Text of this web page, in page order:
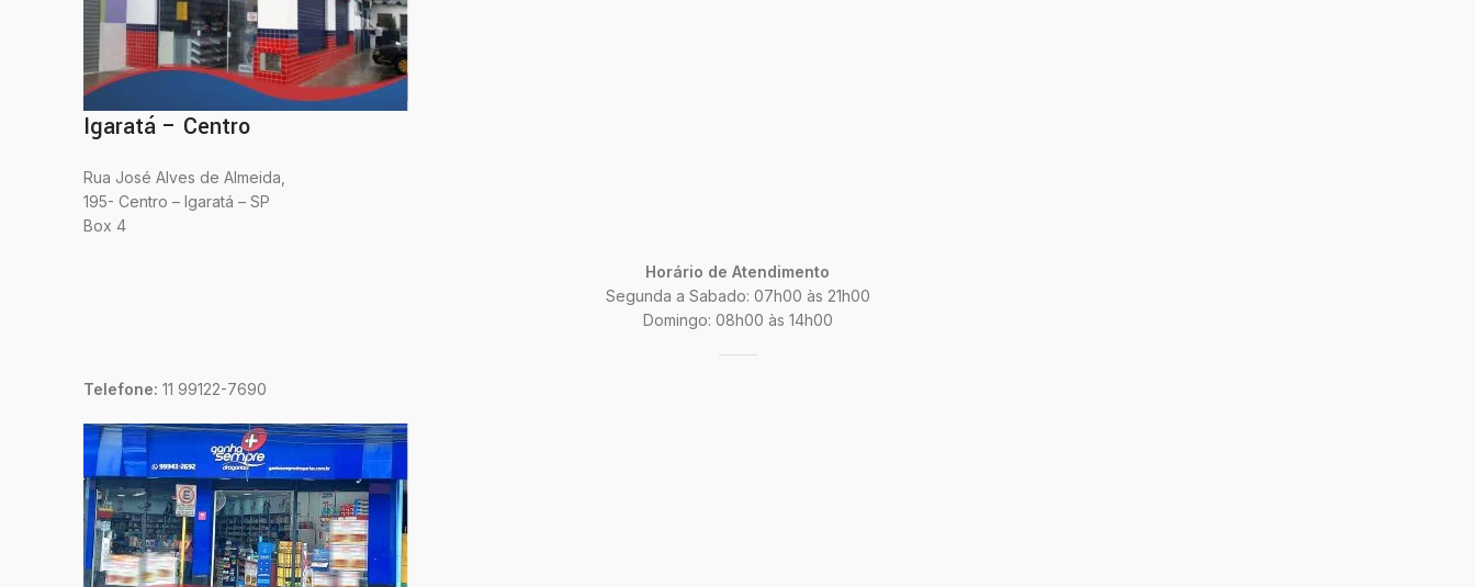
Igaratá – Centro
Rua José Alves de Almeida,
195- Centro – Igaratá – SP
Box 4
Horário de Atendimento
Segunda a Sabado: 07h00 às 21h00
Domingo: 08h00 às 14h00
Telefone: 11 99122-7690